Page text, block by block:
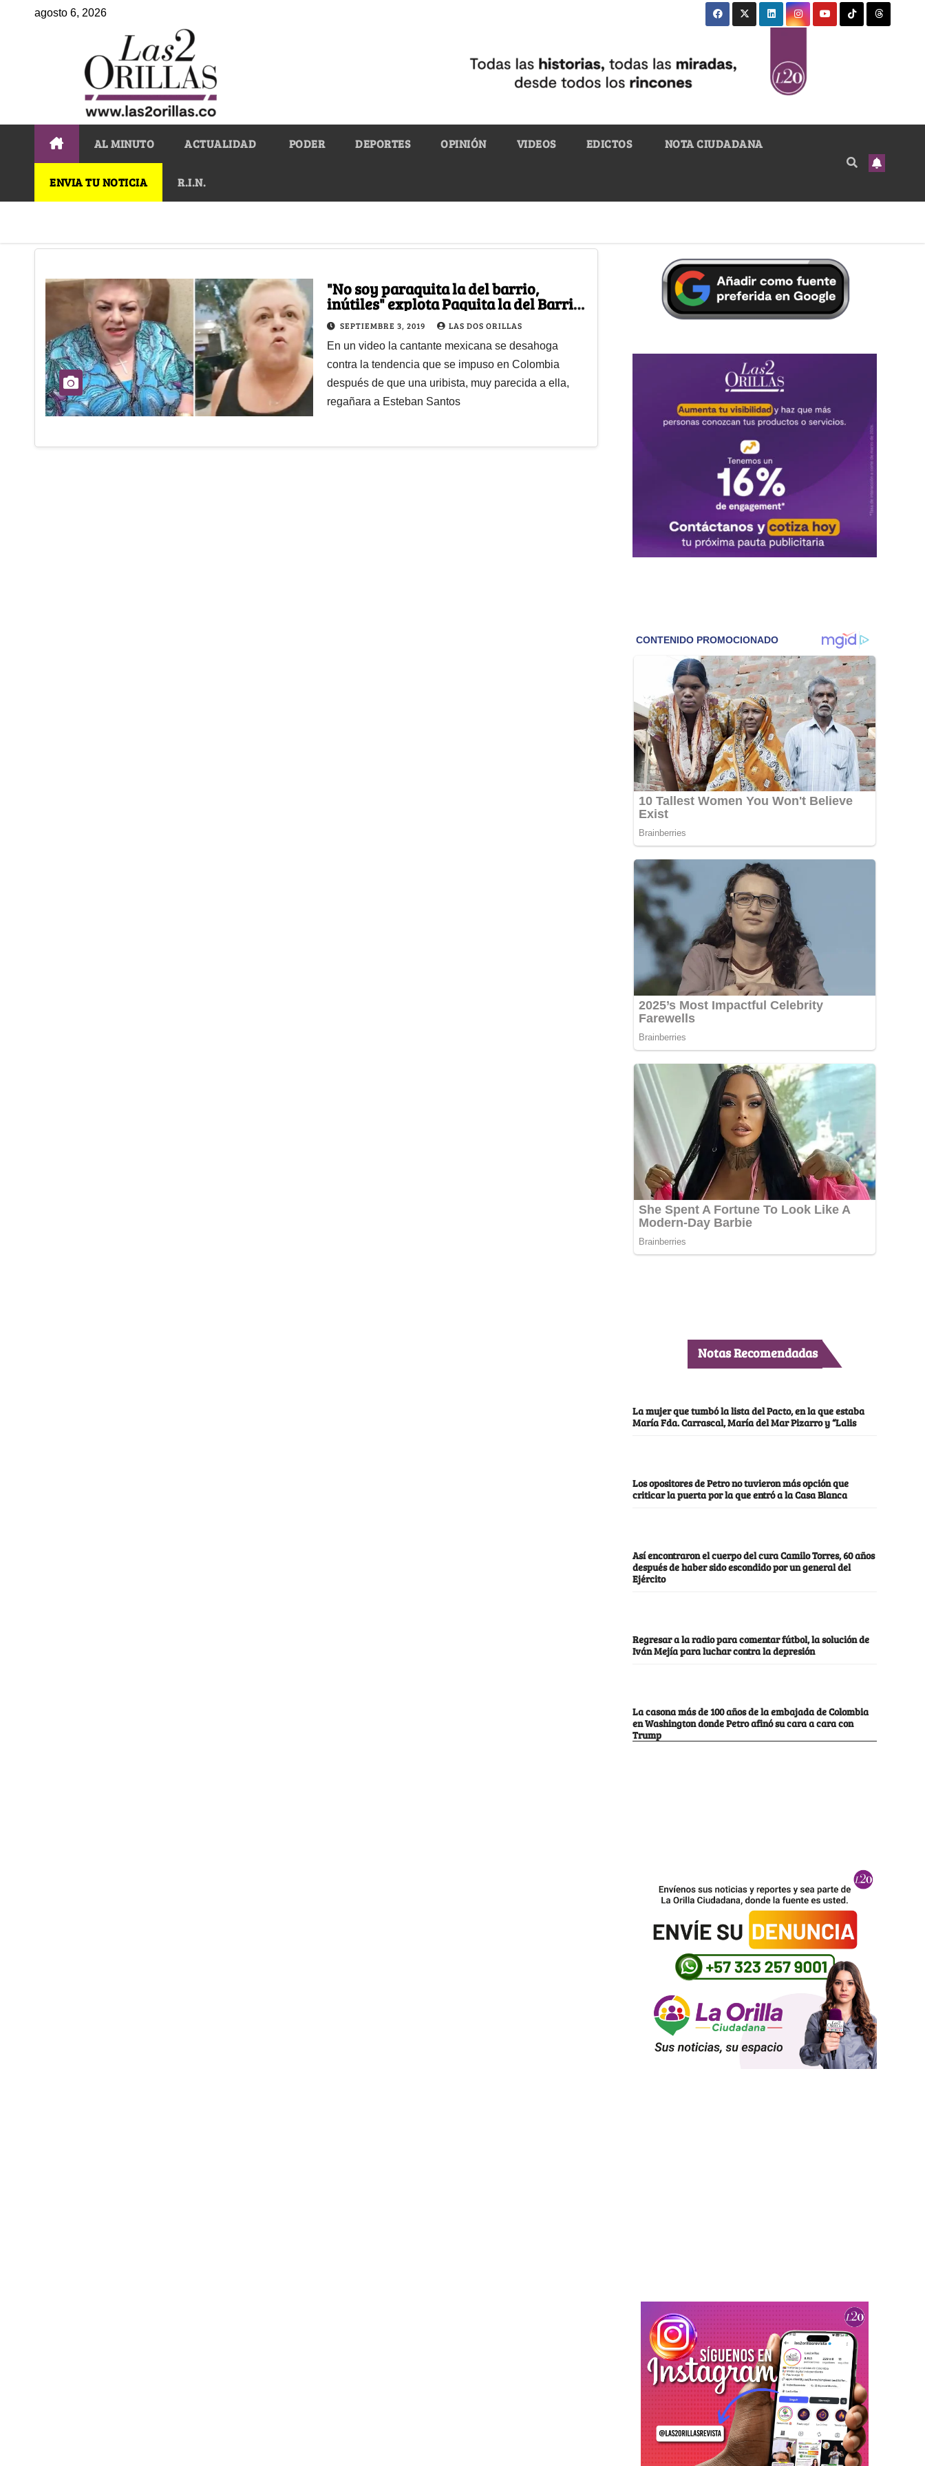
agosto 6, 2026
AL MINUTO ACTUALIDAD PODER DEPORTES OPINIÓN VIDEOS EDICTOS NOTA CIUDADANA
ENVIA TU NOTICIA R.I.N.
"No soy paraquita la del barrio,
inútiles" explota Paquita la del Barrio.
Video
SEPTIEMBRE 3, 2019 LAS DOS ORILLAS
En un video la cantante mexicana se desahoga
contra la tendencia que se impuso en Colombia
después de que una uribista, muy parecida a ella,
regañara a Esteban Santos
Notas Recomendadas
La mujer que tumbó la lista del Pacto, en la que estaba
María Fda. Carrascal, María del Mar Pizarro y “Lalis
Los opositores de Petro no tuvieron más opción que
criticar la puerta por la que entró a la Casa Blanca
Así encontraron el cuerpo del cura Camilo Torres, 60 años
después de haber sido escondido por un general del
Ejército
Regresar a la radio para comentar fútbol, la solución de
Iván Mejía para luchar contra la depresión
La casona más de 100 años de la embajada de Colombia
en Washington donde Petro afinó su cara a cara con
Trump